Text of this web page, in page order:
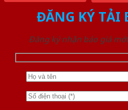
ĐĂNG KÝ TẢI
Đăng ký nhận báo giá